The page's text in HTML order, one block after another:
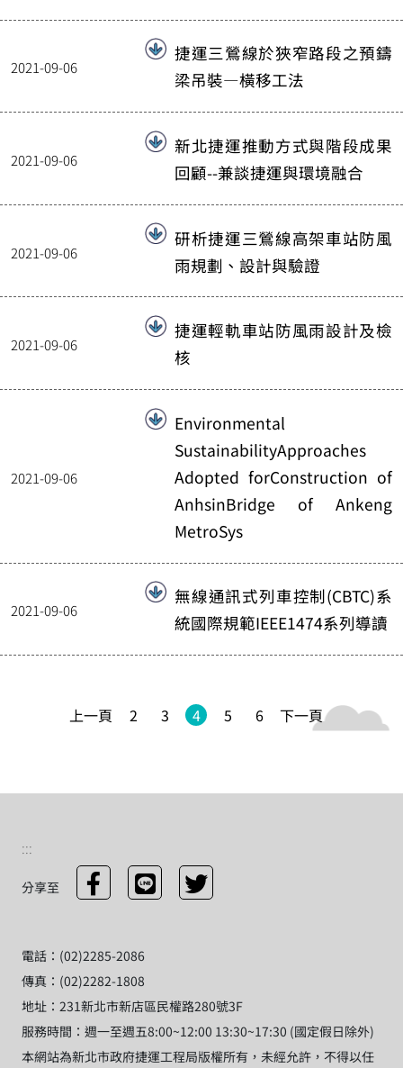
2021-09-06
捷運三鶯線於狹窄路段之預鑄
梁吊裝—橫移工法
2021-09-06
新北捷運推動方式與階段成果
回顧--兼談捷運與環境融合
2021-09-06
研析捷運三鶯線高架車站防風
雨規劃、設計與驗證
2021-09-06
捷運輕軌車站防風雨設計及檢
核
2021-09-06
Environmental
SustainabilityApproaches
Adopted forConstruction of
AnhsinBridge of Ankeng
MetroSys
2021-09-06
無線通訊式列車控制(CBTC)系
統國際規範IEEE1474系列導讀
上一頁 2 3 4 5 6 下一頁
:::
分享至
電話：(02)2285-2086
傳真：(02)2282-1808
地址：231新北市新店區民權路280號3F
服務時間：週一至週五8:00~12:00 13:30~17:30 (國定假日除外)
本網站為新北市政府捷運工程局版權所有，未經允許，不得以任